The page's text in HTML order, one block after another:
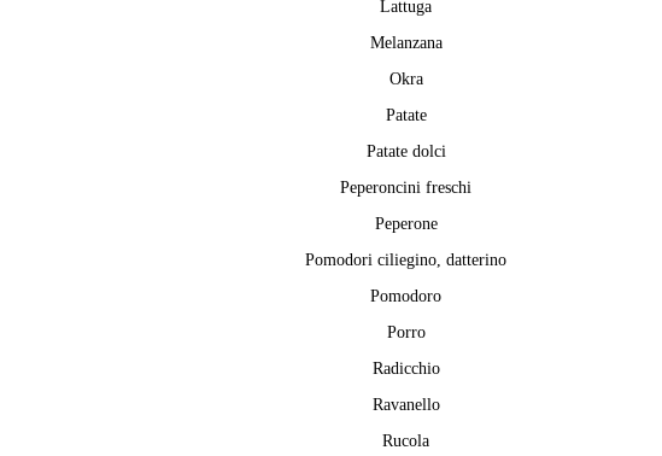
Lattuga
Melanzana
Okra
Patate
Patate dolci
Peperoncini freschi
Peperone
Pomodori ciliegino, datterino
Pomodoro
Porro
Radicchio
Ravanello
Rucola